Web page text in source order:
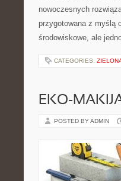
nowoczesnych
przygotowana z myślą
środowiskowe, ale
CATEGORIES:
EKO-
POSTED BY ADMIN